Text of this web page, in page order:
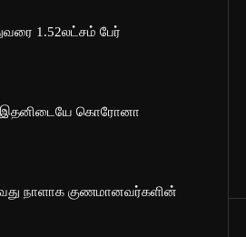
1.52லட்சம் பேர்
கொரோனா
நாளாக குணமானவர்களின்